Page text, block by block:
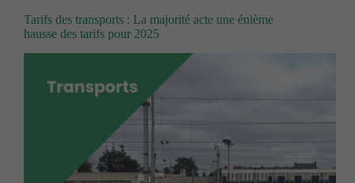
Tarifs des transports : La majorité acte une énième
hausse des tarifs pour 2025